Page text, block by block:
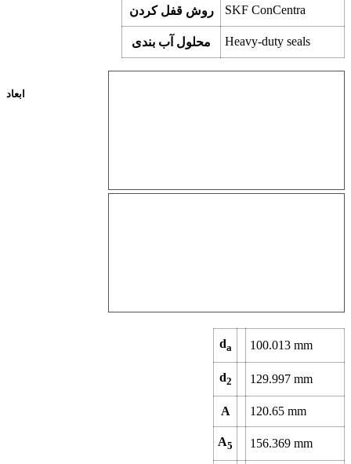
روش قفل کردن SKF ConCentra
محلول آب بندی Heavy-duty seals
ابعاد
da 100.013 mm
d2 129.997 mm
A 120.65 mm
A5 156.369 mm